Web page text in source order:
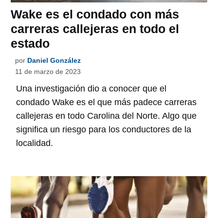
Wake es el condado con más
carreras callejeras en todo el
estado
por Daniel González
11 de marzo de 2023
Una investigación dio a conocer que el
condado Wake es el que más padece carreras
callejeras en todo Carolina del Norte. Algo que
significa un riesgo para los conductores de la
localidad.